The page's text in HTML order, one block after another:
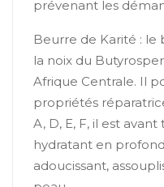
prévenant les
Beurre de Karité : le
la noix du
Afrique Centrale. Il
propriétés
A, D, E, F, il est
hydratant en
adoucissant,